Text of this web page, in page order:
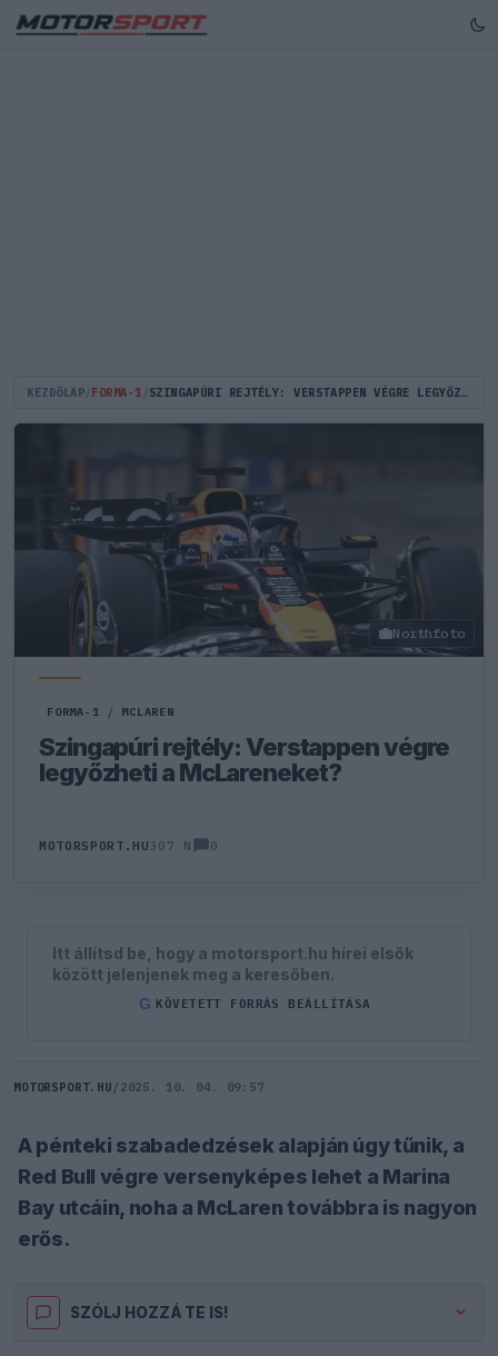
KEZDŐLAP FORMA-1 SZINGAPÚRI REJTÉLY: VERSTAPPEN VÉGRE LEGYŐZHETI A MCLARENEKET?
Northfoto
FORMA-1 / MCLAREN
Szingapúri rejtély: Verstappen végre
legyőzheti a McLareneket?
MOTORSPORT.HU307 N 0
Itt állítsd be, hogy a motorsport.hu hírei elsők
között jelenjenek meg a keresőben.
G KÖVETETT FORRÁS BEÁLLÍTÁSA
MOTORSPORT.HU / 2025. 10. 04. 09:57
A pénteki szabadedzések alapján úgy tűnik, a
Red Bull végre versenyképes lehet a Marina
Bay utcáin, noha a McLaren továbbra is nagyon
erős.
SZÓLJ HOZZÁ TE IS!